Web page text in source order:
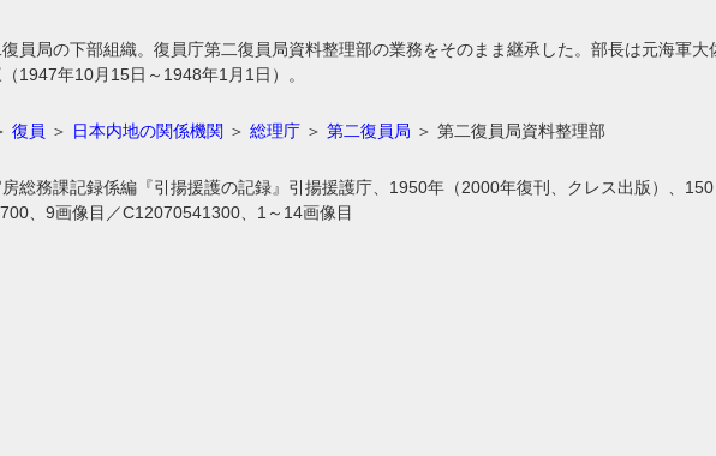
員局の下部組織。復員庁第二復員局資料整理部の業務をそのまま継承した。部長は元海軍大
1947年10月15日～1948年1月1日）。
復員 ＞ 日本内地の関係機関 ＞ 総理庁 ＞ 第二復員局 ＞ 第二復員局資料整理部
総務課記録係編『引揚援護の記録』引揚援護庁、1950年（2000年復刊、クレス出版）、
、9画像目／C12070541300、1～14画像目